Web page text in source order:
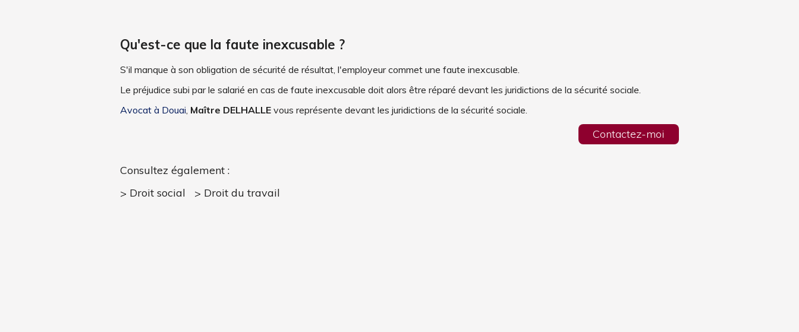
Qu'est-ce que la faute inexcusable ?
S'il manque à son obligation de sécurité de résultat, l'employeur commet une faute inexcusable.
Le préjudice subi par le salarié en cas de faute inexcusable doit alors être réparé devant les juridictions de la sécurité sociale.
Avocat à Douai, Maître DELHALLE vous représente devant les juridictions de la sécurité sociale.
Contactez-moi
Consultez également :
Droit social
Droit du travail